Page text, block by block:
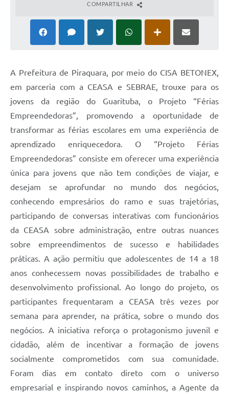
COMPARTILHAR
A Prefeitura de Piraquara, por meio do CISA BETONEX,
em parceria com a CEASA e SEBRAE, trouxe para os
jovens da região do Guarituba, o Projeto “Férias
Empreendedoras”, promovendo a oportunidade de
transformar as férias escolares em uma experiência de
aprendizado enriquecedora. O “Projeto Férias
Empreendedoras” consiste em oferecer uma experiência
única para jovens que não tem condições de viajar, e
desejam se aprofundar no mundo dos negócios,
conhecendo empresários do ramo e suas trajetórias,
participando de conversas interativas com funcionários
da CEASA sobre administração, entre outras nuances
sobre empreendimentos de sucesso e habilidades
práticas. A ação permitiu que adolescentes de 14 a 18
anos conhecessem novas possibilidades de trabalho e
desenvolvimento profissional. Ao longo do projeto, os
participantes frequentaram a CEASA três vezes por
semana para aprender, na prática, sobre o mundo dos
negócios. A iniciativa reforça o protagonismo juvenil e
cidadão, além de incentivar a formação de jovens
socialmente comprometidos com sua comunidade.
Foram dias em contato direto com o universo
empresarial e inspirando novos caminhos, a Agente da